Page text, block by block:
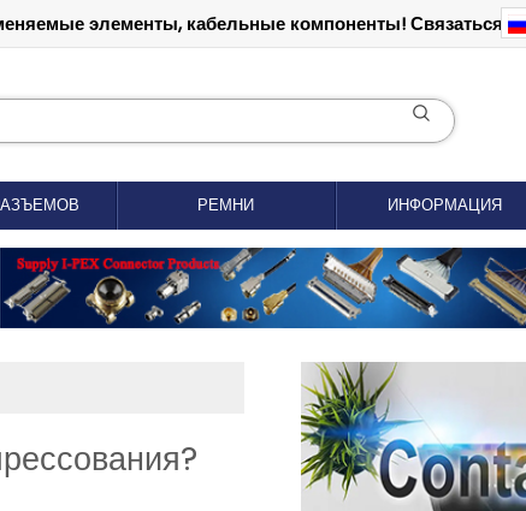
элементы, кабельные компоненты! Связаться:
РЕМНИ ИНФОРМАЦИЯ